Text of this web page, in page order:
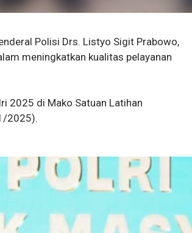
Polisi Drs. Listyo Sigit Prabowo,
meningkatkan kualitas pelayanan
2025 di Mako Satuan Latihan
2025).